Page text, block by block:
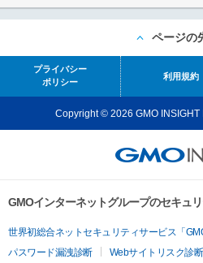
ページの
プライバシー
ポリシー
利用規約
Copyright © 2026 GMO INSIGHT
GMOインターネットグループのセキュ
世界初総合ネットセキュリティサービス「
パスワード漏洩診断
Webサイトリスク診断